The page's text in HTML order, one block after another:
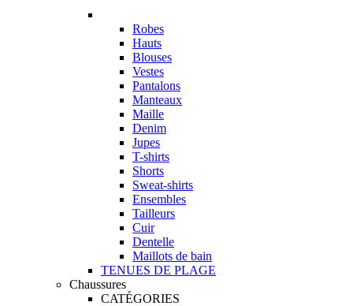
Robes
Hauts
Blouses
Vestes
Pantalons
Manteaux
Maille
Denim
Jupes
T-shirts
Shorts
Sweat-shirts
Ensembles
Tailleurs
Cuir
Dentelle
Maillots de bain
TENUES DE PLAGE
Chaussures
CATÉGORIES